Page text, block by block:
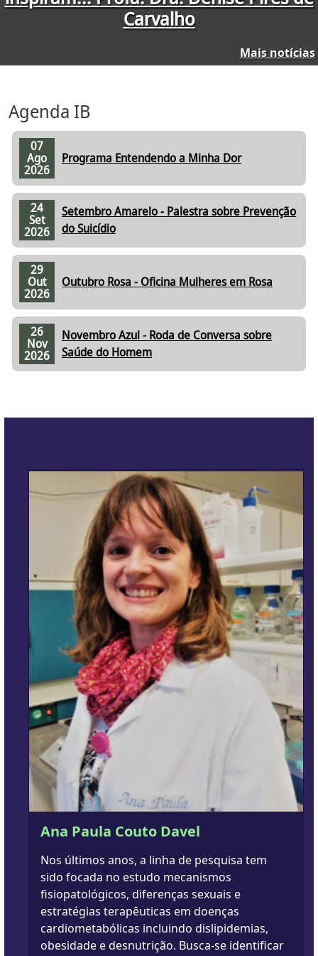
Mais notícias
Agenda IB
07
Ago
2026
Programa Entendendo a Minha Dor
24
Set
2026
Setembro Amarelo - Palestra sobre Prevenção
do Suicídio
29
Out
2026
Outubro Rosa - Oficina Mulheres em Rosa
26
Nov
2026
Novembro Azul - Roda de Conversa sobre
Saúde do Homem
Ana Paula Couto Davel
Nos últimos anos, a linha de pesquisa tem
sido focada no estudo mecanismos
fisiopatológicos, diferenças sexuais e
estratégias terapêuticas em doenças
cardiometabólicas incluindo dislipidemias,
obesidade e desnutrição. Busca-se identificar